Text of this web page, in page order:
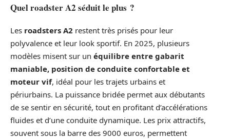
Quel roadster A2 séduit le plus ?
Les roadsters A2 restent très prisés pour leur
polyvalence et leur look sportif. En 2025, plusieurs
modèles misent sur un équilibre entre gabarit
maniable, position de conduite confortable et
moteur vif, idéal pour les trajets urbains et
périurbains. La puissance bridée permet aux débutants
de se sentir en sécurité, tout en profitant d’accélérations
fluides et d’une conduite dynamique. Les prix attractifs,
souvent sous la barre des 9000 euros, permettent